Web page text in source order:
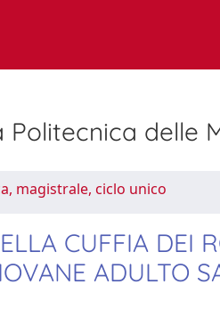
Politecnica delle
magistrale, ciclo unico
CUFFIA DEI
ADULTO